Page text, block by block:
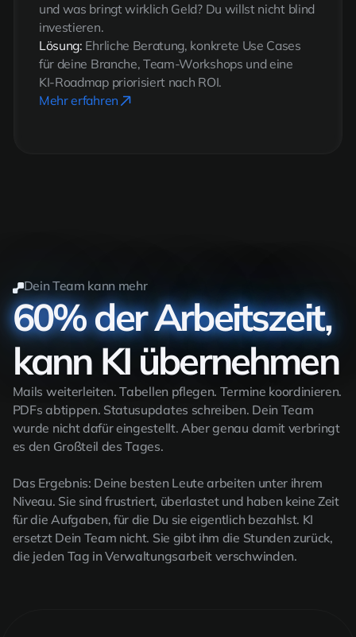
und was bringt wirklich Geld? Du willst nicht blind
investieren.
Lösung: Ehrliche Beratung, konkrete Use Cases
für deine Branche, Team-Workshops und eine
KI-Roadmap priorisiert nach ROI.
Mehr erfahren
Dein Team kann mehr
60% der Arbeitszeit,
kann KI übernehmen
Mails weiterleiten. Tabellen pflegen. Termine koordinieren.
PDFs abtippen. Statusupdates schreiben. Dein Team
wurde nicht dafür eingestellt. Aber genau damit verbringt
es den Großteil des Tages.
Das Ergebnis: Deine besten Leute arbeiten unter ihrem
Niveau. Sie sind frustriert, überlastet und haben keine Zeit
für die Aufgaben, für die Du sie eigentlich bezahlst. KI
ersetzt Dein Team nicht. Sie gibt ihm die Stunden zurück,
die jeden Tag in Verwaltungsarbeit verschwinden.